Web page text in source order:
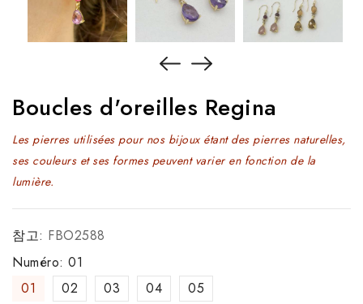
Boucles d'oreilles Regina
Les pierres utilisées pour nos bijoux étant des pierres naturelles,
ses couleurs et ses formes peuvent varier en fonction de la
lumière.
참고: FBO2588
Numéro: 01
01
02 03 04 05